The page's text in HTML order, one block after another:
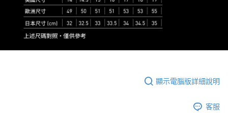
顯示電腦版詳細說明
客服